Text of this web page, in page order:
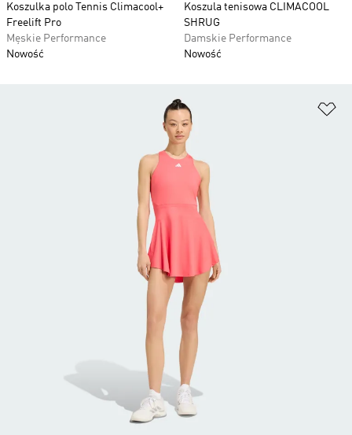
Koszulka polo Tennis Climacool+
Freelift Pro
Męskie Performance
Nowość
Koszula tenisowa CLIMACOOL
SHRUG
Damskie Performance
Nowość